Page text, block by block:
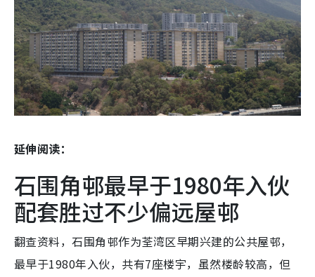
延伸阅读：
石围角邨最早于1980年入伙
配套胜过不少偏远屋邨
翻查资料，石围角邨作为荃湾区早期兴建的公共屋邨，
最早于1980年入伙，共有7座楼宇，虽然楼龄较高，但